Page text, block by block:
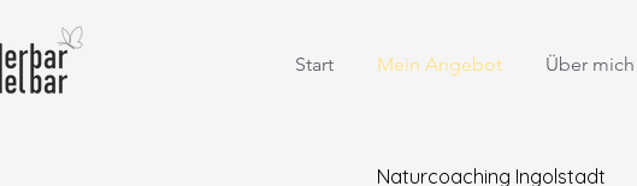
Start Mein Angebot Über mich
Naturcoaching Ingolstadt